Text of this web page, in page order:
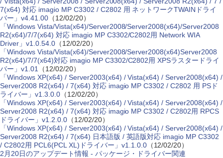
7(x64) 対応 imagio MP C3302 / C2802 用 ネットワークTWAINドライ
バー」v4.41.00（12/02/20）
「Windows Vista/Vista(x64)/Server2008/Server2008(x64)/Server2008
R2(x64)/7/7(x64) 対応 imagio MP C3302/C2802用 Network WIA
Driver」v1.0.54.0（12/02/20）
「Windows Vista/Vista(x64)/Server2008/Server2008(x64)Server2008
R2(x64)/7/7(x64)対応 imagio MP C3302/C2802用 XPSラスタードライ
バー」v1.01
（12/02/20）
「Windows XP(x64) / Server2003(x64) / Vista(x64) / Server2008(x64) /
Server2008 R2(x64) / 7(x64) 対応 imagio MP C3302 / C2802 用 PSド
ライバー」v1.3.0.0（12/02/20）
「Windows XP(x64) / Server2003(x64) / Vista(x64) / Server2008(x64) /
Server2008 R2(x64) / 7(x64) 対応 imagio MP C3302 / C2802用 RPCS
ドライバー」v1.2.0.0（12/02/20）
「Windows XP(x64) / Server2003(x64) / Vista(x64) / Server2008(x64) /
Server2008 R2(x64) / 7(x64) 日本語版 / 英語版対応 imagio MP C3302
/ C2802用 PCL6(PCL XL)ドライバー」v1.1.0.0（12/02/20）
2月20日のアップデート情報 - パッケージ・ドライバー関連